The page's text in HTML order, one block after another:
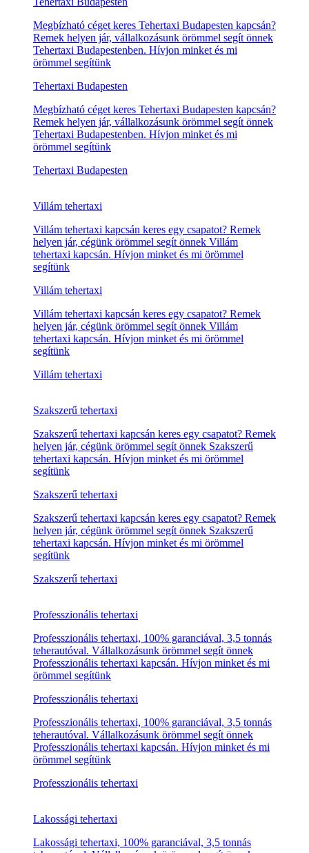
Megbízható céget keres Tehertaxi Budapesten kapcsán?
Remek helyen jár, vállalkozásunk örömmel segít önnek
Tehertaxi Budapestenben. Hívjon minket és mi
örömmel segítünk
Tehertaxi Budapesten
Megbízható céget keres Tehertaxi Budapesten kapcsán?
Remek helyen jár, vállalkozásunk örömmel segít önnek
Tehertaxi Budapestenben. Hívjon minket és mi
örömmel segítünk
Tehertaxi Budapesten
Villám tehertaxi
Villám tehertaxi kapcsán keres egy csapatot? Remek
helyen jár, cégünk örömmel segít önnek Villám
tehertaxi kapcsán. Hívjon minket és mi örömmel
segítünk
Villám tehertaxi
Villám tehertaxi kapcsán keres egy csapatot? Remek
helyen jár, cégünk örömmel segít önnek Villám
tehertaxi kapcsán. Hívjon minket és mi örömmel
segítünk
Villám tehertaxi
Szakszerű tehertaxi kapcsán keres egy csapatot? Remek
helyen jár, cégünk örömmel segít önnek Szakszerű